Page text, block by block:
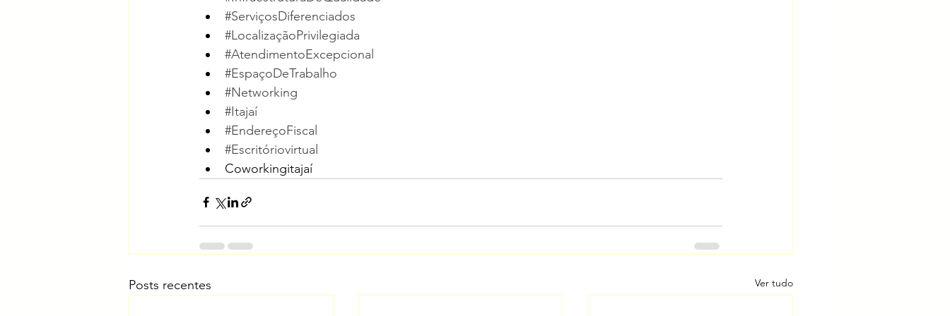
#ServiçosDiferenciados
#LocalizaçãoPrivilegiada
#AtendimentoExcepcional
#EspaçoDeTrabalho
#Networking
#Itajaí
#EndereçoFiscal
#Escritóriovirtual
Coworkingitajaí
Posts recentes Ver tudo